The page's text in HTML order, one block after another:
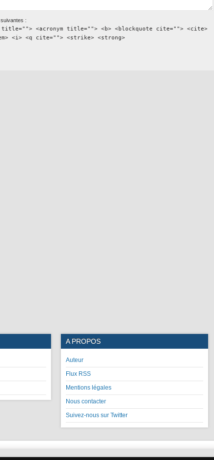
suivantes :
<acronym title=""> <b> <blockquote cite=""> <cite>
<i> <q cite=""> <strike> <strong>
A PROPOS
Auteur
Flux RSS
Mentions légales
Nous contacter
Suivez-nous sur Twitter